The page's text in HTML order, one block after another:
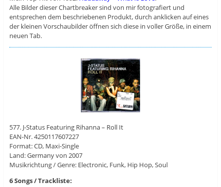
Alle Bilder dieser Chartbreaker sind von mir fotografiert und
entsprechen dem beschriebenen Produkt, durch anklicken auf eines
der kleinen Vorschaubilder öffnen sich diese in voller Größe, in einem
neuen Tab.
577. J-Status Featuring Rihanna – Roll It
EAN-Nr. 4250117607227
Format: CD, Maxi-Single
Land: Germany von 2007
Musikrichtung / Genre: Electronic, Funk, Hip Hop, Soul
6 Songs / Trackliste: